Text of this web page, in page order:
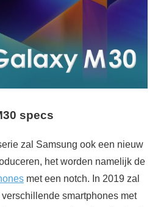
specs
zal Samsung ook een nieuw
het worden namelijk de
met een notch. In 2019 zal
smartphones met